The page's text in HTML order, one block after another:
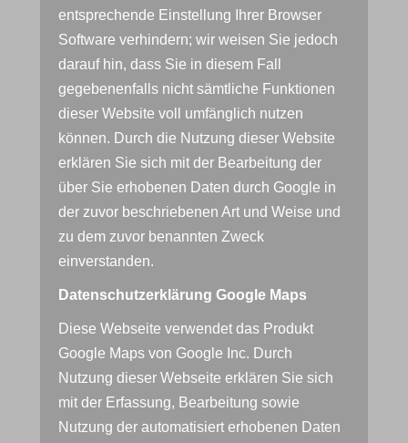
entsprechende Einstellung Ihrer Browser
Software verhindern; wir weisen Sie jedoch
darauf hin, dass Sie in diesem Fall
gegebenenfalls nicht sämtliche Funktionen
dieser Website voll umfänglich nutzen
können. Durch die Nutzung dieser Website
erklären Sie sich mit der Bearbeitung der
über Sie erhobenen Daten durch Google in
der zuvor beschriebenen Art und Weise und
zu dem zuvor benannten Zweck
einverstanden.
Datenschutzerklärung Google Maps
Diese Webseite verwendet das Produkt
Google Maps von Google Inc. Durch
Nutzung dieser Webseite erklären Sie sich
mit der Erfassung, Bearbeitung sowie
Nutzung der automatisiert erhobenen Daten